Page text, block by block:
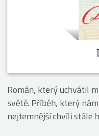
Román, který uchvátil
světě. Příběh, který
nejtemnější chvíli stále